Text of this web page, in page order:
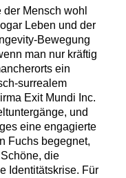
Mensch wohl
Leben und der
Bewegung
man nur kräftig
ein
surrealem
Exit Mundi Inc.
und
eine engagierte
Fuchs begegnet,
die
Identitätskrise. Für